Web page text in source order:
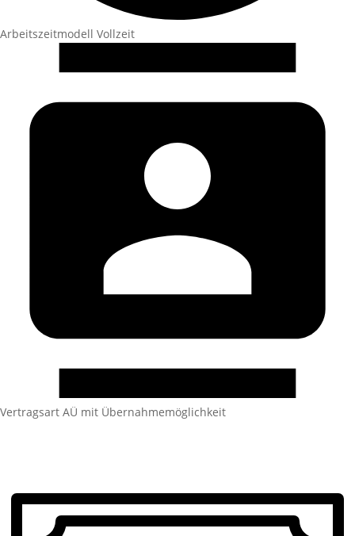
Arbeitszeitmodell Vollzeit
Vertragsart AÜ mit Übernahmemöglichkeit